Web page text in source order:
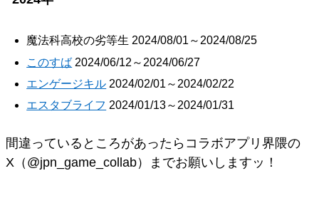
魔法科高校の劣等生 2024/08/01～2024/08/25
このすば 2024/06/12～2024/06/27
エンゲージキル 2024/02/01～2024/02/22
エスタブライフ 2024/01/13～2024/01/31
間違っているところがあったらコラボアプリ界隈の
X（@jpn_game_collab）までお願いしますッ！